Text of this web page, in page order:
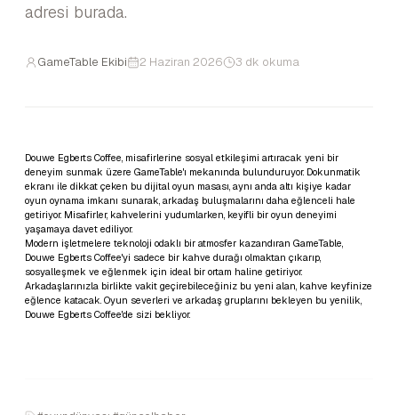
adresi burada.
GameTable Ekibi 2 Haziran 2026 3 dk okuma
Douwe Egberts Coffee, misafirlerine sosyal etkileşimi artıracak yeni bir
deneyim sunmak üzere GameTable'ı mekanında bulunduruyor. Dokunmatik
ekranı ile dikkat çeken bu dijital oyun masası, aynı anda altı kişiye kadar
oyun oynama imkanı sunarak, arkadaş buluşmalarını daha eğlenceli hale
getiriyor. Misafirler, kahvelerini yudumlarken, keyifli bir oyun deneyimi
yaşamaya davet ediliyor.
Modern işletmelere teknoloji odaklı bir atmosfer kazandıran GameTable,
Douwe Egberts Coffee'yi sadece bir kahve durağı olmaktan çıkarıp,
sosyalleşmek ve eğlenmek için ideal bir ortam haline getiriyor.
Arkadaşlarınızla birlikte vakit geçirebileceğiniz bu yeni alan, kahve keyfinize
eğlence katacak. Oyun severleri ve arkadaş gruplarını bekleyen bu yenilik,
Douwe Egberts Coffee'de sizi bekliyor.